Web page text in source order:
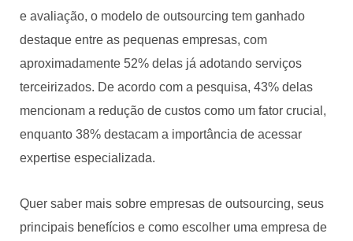
e avaliação, o modelo de outsourcing tem ganhado
destaque entre as pequenas empresas, com
aproximadamente 52% delas já adotando serviços
terceirizados. De acordo com a pesquisa, 43% delas
mencionam a redução de custos como um fator crucial,
enquanto 38% destacam a importância de acessar
expertise especializada.
Quer saber mais sobre empresas de outsourcing, seus
principais benefícios e como escolher uma empresa de